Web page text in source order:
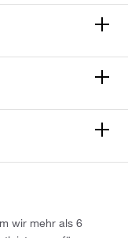
wir mehr als 6